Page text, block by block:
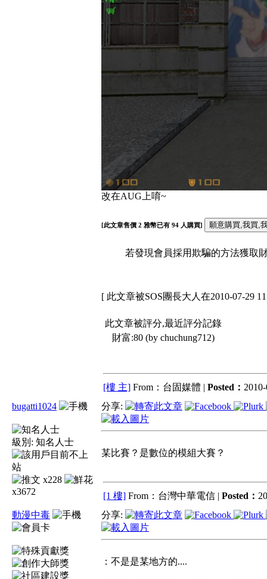
改在AUG上唷~
[此文章售價 2 雅幣已有 94 人購買]
若發現會員採用欺騙的方法獲取
[ 此文章被SOS團長大人在2010-07-29
此文章被評分,最近評分記錄
財富:80 (by chuchung712)
[樓 主] From：台固媒體 | Posted：
bugatti1024
級別: 知名人士
x228
x3672
分享:
某比賽？是數位的模組大賽？
[1 樓] From：台灣中華電信 | Posted：
動漫中毒
分享:
：不是是某地方的....